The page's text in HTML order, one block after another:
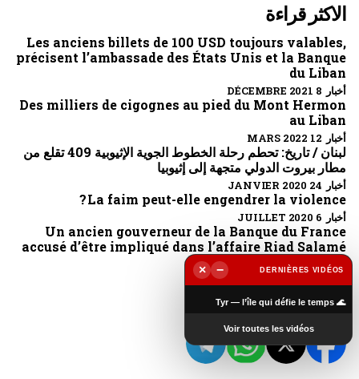
الاكثر قراءة
Les anciens billets de 100 USD toujours valables,
précisent l’ambassade des États Unis et la Banque
du Liban
أخبار 8 DÉCEMBRE 2021
Des milliers de cigognes au pied du Mont Hermon
au Liban
أخبار 12 MARS 2022
لبنان / تاريخ: تحطم رحلة الخطوط الجوية الإثيوبية 409 تقلع من
مطار بيروت الدولي متجهة إلى إثيوبيا
أخبار 24 JANVIER 2020
La faim peut-elle engendrer la violence ?
أخبار 6 JUILLET 2020
Un ancien gouverneur de la Banque du France
accusé d’être impliqué dans l’affaire Riad Salamé
أخبار 6 OCTOBRE 2022
تابعونا
DERNIÈRES VIDÉOS
−
×
🌊 Tyr — l’île qui défie le temps
Voir toutes les vidéos